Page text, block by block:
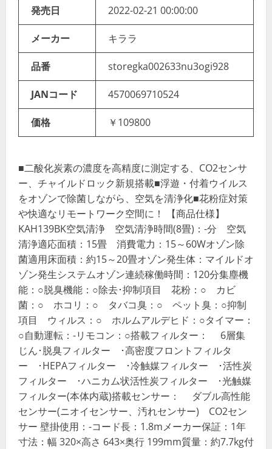
発売日 2022-02-21 00:00:00
メーカー キララ
品番 storegka002633nu3ogi928
JANコード 4570069710524
価格 ￥109800
■二酸化炭素の濃度を高精度に測定する、CO2センサ
ー、チャイルドロック新規搭載■浮遊・付着ウイルス
をオゾンで除菌しながら、空気を清浄化■花粉症対策
や快適なリモートワーク空間に！ 【商品仕様】
KAH139BK空気清浄 空気清浄時間(8畳)：-分 空気
清浄適応面積：15畳 消費電力：15～60Wオゾン除
菌適用床面積：約15～20畳オゾン発生体：マイルドオ
ゾン発生システムオゾン連続稼働時間：120分集塵機
能：○脱臭機能：○除去･抑制項目 花粉：○ カビ
菌：○ ホコリ：○ タバコ臭：○ ペット臭：○抑制
項目 ウィルス：○ ホルムアルデヒド：○タイマー：
○自動運転：-リモコン：○搭載フィルター： 6層集
じん･脱臭フィルター ･高密度フロントフィルタ
ー ･HEPAフィルター ･冷触媒フィルター ･活性炭
フィルター ･ハニカム状活性炭フィルター ･光触媒
フィルター(本体内蔵)搭載センサー： ダブル高性能
センサー(ニオイセンサー、汚れセンサー) CO2セン
サー 壁掛使用：-コード長：1.8mメーカー保証：1年
寸法：幅 320×高さ 643×奥行 199mm質量：約7.7kg付